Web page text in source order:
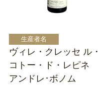
ヴィレ・クレッセ ル・
コトー・ド・レピネ
アンドレ･ボノム